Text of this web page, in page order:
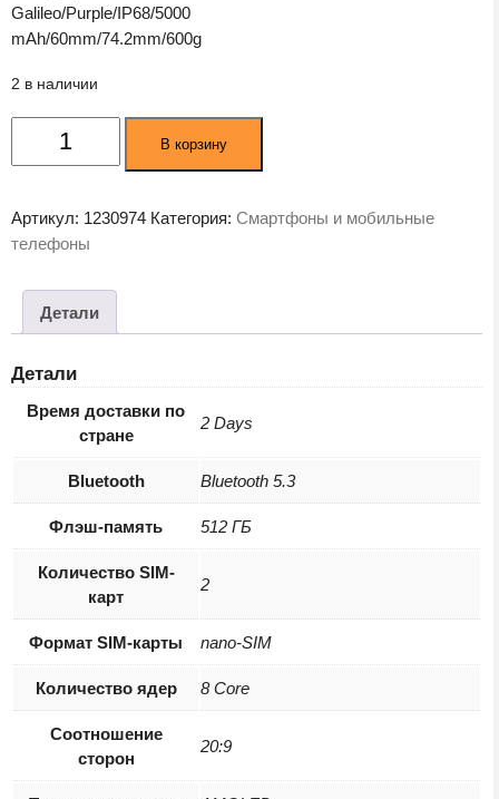
Galileo/Purple/IP68/5000
mAh/60mm/74.2mm/600g
2 в наличии
Количество
товара
Redmi
Pro+
5G
RU
Aurora
(23090RA98G)
В корзину
Артикул: 1230974 Категория: Смартфоны и мобильные
телефоны
Детали
Детали
Время доставки по
стране
2 Days
Bluetooth Bluetooth 5.3
Флэш-память 512 ГБ
Количество SIM-
карт
2
Формат SIM-карты nano-SIM
Количество ядер 8 Core
Соотношение
сторон
20:9